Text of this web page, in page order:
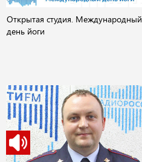
Открытая студия. Международный
день йоги